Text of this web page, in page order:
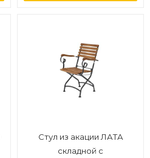
Стул из акации ЛАТА
складной с